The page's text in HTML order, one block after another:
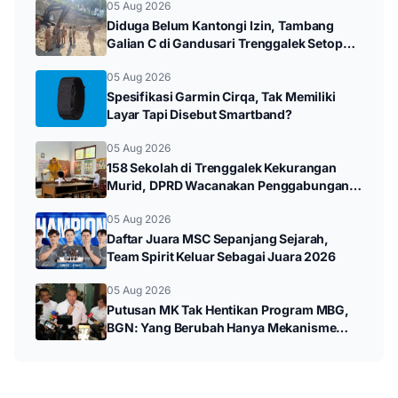
05 Aug 2026
Diduga Belum Kantongi Izin, Tambang
Galian C di Gandusari Trenggalek Setop
05 Aug 2026
Spesifikasi Garmin Cirqa, Tak Memiliki
Layar Tapi Disebut Smartband?
05 Aug 2026
158 Sekolah di Trenggalek Kekurangan
Murid, DPRD Wacanakan Penggabungan
05 Aug 2026
Daftar Juara MSC Sepanjang Sejarah,
Team Spirit Keluar Sebagai Juara 2026
05 Aug 2026
Putusan MK Tak Hentikan Program MBG,
BGN: Yang Berubah Hanya Mekanisme